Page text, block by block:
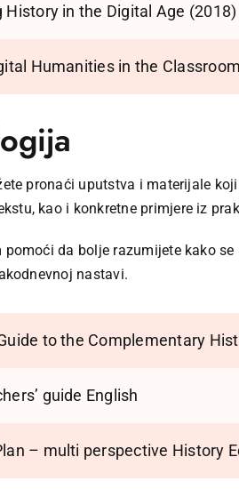
History in the Digital Age (2018)
Humanities in the
pronaći uputstva i materijale
kao i konkretne primjere iz
pomoći da bolje razumijete kako
nastavi.
to the Complementary
guide English
– multi perspective History